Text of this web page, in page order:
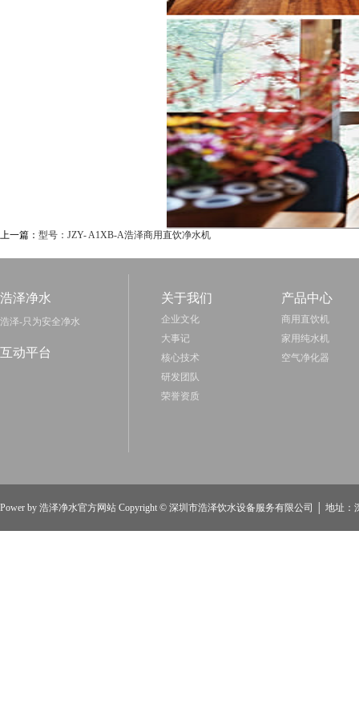
上一篇： 型号：JZY- A1XB-A浩泽商用直饮净水机
浩泽净水
浩泽-只为安全净水
互动平台
关于我们
企业文化
大事记
核心技术
研发团队
荣誉资质
产品中心
商用直饮机
家用纯水机
空气净化器
Power by 浩泽净水官方网站 Copyright © 深圳市浩泽饮水设备服务有限公司 │ 地址：